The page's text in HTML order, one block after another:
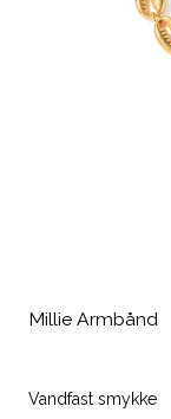
Millie Armbånd
Vandfast smykke